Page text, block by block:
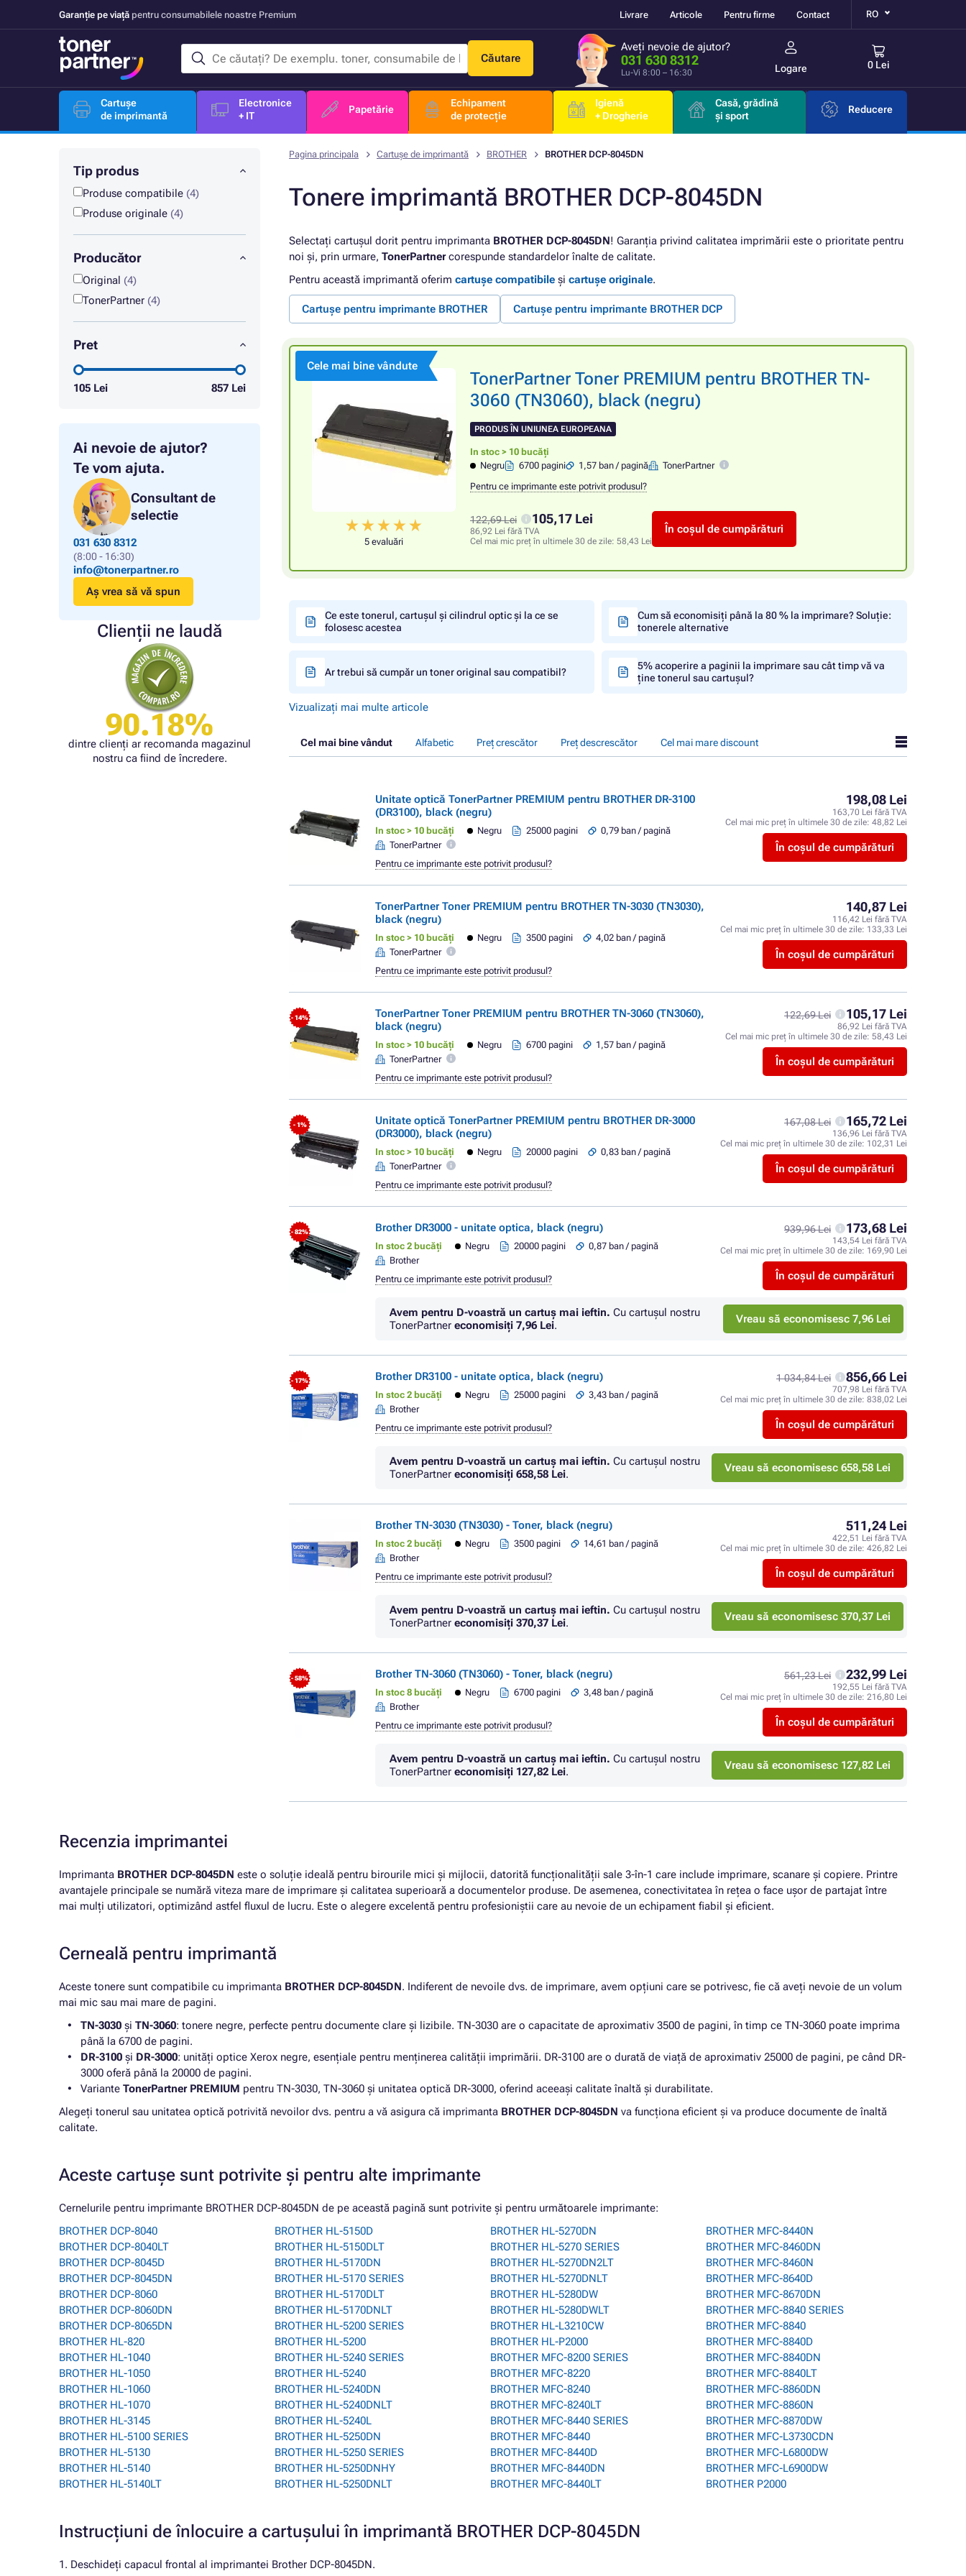
Garanție pe viață pentru consumabilele noastre Premium Livrare Articole Pentru firme Contact RO
Căutare
Aveți nevoie de ajutor?
031 630 8312
Lu-Vi 8:00 – 16:30 Logare 0 Lei
Cartușe
de imprimantă
Electronice
+ IT
Papetărie
Echipament
de protecție
Igienă
+ Drogherie
Casă, grădină
și sport
Reducere
Tip produs
Produse compatibile (4)
Produse originale (4)
Producător
Original (4)
TonerPartner (4)
Pret
105 Lei 857 Lei
Ai nevoie de ajutor?
Te vom ajuta.
Consultant de
selectie
031 630 8312
(8:00 - 16:30)
info@tonerpartner.ro
Aș vrea să vă spun
Clienții ne laudă
90.18%
dintre clienți ar recomanda magazinul
nostru ca fiind de încredere.
Pagina principala Cartușe de imprimantă BROTHER BROTHER DCP-8045DN
Tonere imprimantă BROTHER DCP-8045DN
Selectați cartușul dorit pentru imprimanta BROTHER DCP-8045DN! Garanția privind calitatea imprimării este o prioritate pentru
noi și, prin urmare, TonerPartnercorespunde standardelor înalte de calitate.
Pentru această imprimantă oferim cartușe compatibile și cartușe originale.
Cartușe pentru imprimante BROTHER Cartușe pentru imprimante BROTHER DCP
Cele mai bine vândute
5 evaluări
TonerPartner Toner PREMIUM pentru BROTHER TN-
3060 (TN3060), black (negru)
PRODUS ÎN UNIUNEA EUROPEANA
In stoc > 10 bucăți
Negru
6700 pagini 1,57 ban / pagină
TonerPartner
Pentru ce imprimante este potrivit produsul?
122,69 Lei 105,17 Lei
86,92 Lei fără TVA
Cel mai mic preț în ultimele 30 de zile: 58,43 Lei
În coșul de cumpărături
Ce este tonerul, cartușul și cilindrul optic și la ce se
folosesc acestea
Cum să economisiți până la 80 % la imprimare? Soluție:
tonerele alternative
Ar trebui să cumpăr un toner original sau compatibil?
5% acoperire a paginii la imprimare sau cât timp vă va
ține tonerul sau cartușul?
Vizualizați mai multe articole
Cel mai bine vândut Alfabetic Preț crescător Preț descrescător Cel mai mare discount
Unitate optică TonerPartner PREMIUM pentru BROTHER DR-3100
(DR3100), black (negru)
In stoc > 10 bucăți Negru 25000 pagini
0,79 ban / pagină
TonerPartner
198,08 Lei
163,70 Lei fără TVA
Cel mai mic preț în ultimele 30 de zile: 48,82 Lei
În coșul de cumpărături
Pentru ce imprimante este potrivit produsul?
TonerPartner Toner PREMIUM pentru BROTHER TN-3030 (TN3030),
black (negru)
In stoc > 10 bucăți Negru 3500 pagini
4,02 ban / pagină
TonerPartner
140,87 Lei
116,42 Lei fără TVA
Cel mai mic preț în ultimele 30 de zile: 133,33 Lei
În coșul de cumpărături
Pentru ce imprimante este potrivit produsul?
- 14%
TonerPartner Toner PREMIUM pentru BROTHER TN-3060 (TN3060),
black (negru)
In stoc > 10 bucăți Negru 6700 pagini
1,57 ban / pagină
TonerPartner
122,69 Lei 105,17 Lei
86,92 Lei fără TVA
Cel mai mic preț în ultimele 30 de zile: 58,43 Lei
În coșul de cumpărături
Pentru ce imprimante este potrivit produsul?
- 1%
Unitate optică TonerPartner PREMIUM pentru BROTHER DR-3000
(DR3000), black (negru)
In stoc > 10 bucăți Negru 20000 pagini
0,83 ban / pagină
TonerPartner
167,08 Lei 165,72 Lei
136,96 Lei fără TVA
Cel mai mic preț în ultimele 30 de zile: 102,31 Lei
În coșul de cumpărături
Pentru ce imprimante este potrivit produsul?
- 82% Brother DR3000 - unitate optica, black (negru)
In stoc 2 bucăți Negru 20000 pagini
0,87 ban / pagină
Brother
939,96 Lei 173,68 Lei
143,54 Lei fără TVA
Cel mai mic preț în ultimele 30 de zile: 169,90 Lei
În coșul de cumpărături
Pentru ce imprimante este potrivit produsul?
Avem pentru D-voastră un cartuș mai ieftin. Cu cartuşul nostru
TonerPartner economisiţi 7,96 Lei. Vreau să economisesc 7,96 Lei
- 17% Brother DR3100 - unitate optica, black (negru)
In stoc 2 bucăți Negru 25000 pagini
3,43 ban / pagină
Brother
1 034,84 Lei 856,66 Lei
707,98 Lei fără TVA
Cel mai mic preț în ultimele 30 de zile: 838,02 Lei
În coșul de cumpărături
Pentru ce imprimante este potrivit produsul?
Avem pentru D-voastră un cartuș mai ieftin. Cu cartuşul nostru
TonerPartner economisiţi 658,58 Lei. Vreau să economisesc 658,58 Lei
Brother TN-3030 (TN3030) - Toner, black (negru)
In stoc 2 bucăți Negru 3500 pagini
14,61 ban / pagină
Brother
511,24 Lei
422,51 Lei fără TVA
Cel mai mic preț în ultimele 30 de zile: 426,82 Lei
În coșul de cumpărături
Pentru ce imprimante este potrivit produsul?
Avem pentru D-voastră un cartuș mai ieftin. Cu cartuşul nostru
TonerPartner economisiţi 370,37 Lei. Vreau să economisesc 370,37 Lei
- 58% Brother TN-3060 (TN3060) - Toner, black (negru)
In stoc 8 bucăți Negru 6700 pagini
3,48 ban / pagină
Brother
561,23 Lei 232,99 Lei
192,55 Lei fără TVA
Cel mai mic preț în ultimele 30 de zile: 216,80 Lei
În coșul de cumpărături
Pentru ce imprimante este potrivit produsul?
Avem pentru D-voastră un cartuș mai ieftin. Cu cartuşul nostru
TonerPartner economisiţi 127,82 Lei. Vreau să economisesc 127,82 Lei
Recenzia imprimantei
Imprimanta BROTHER DCP-8045DN este o soluție ideală pentru birourile mici și mijlocii, datorită funcționalității sale 3-în-1 care include imprimare, scanare și copiere. Printre
avantajele principale se numără viteza mare de imprimare și calitatea superioară a documentelor produse. De asemenea, conectivitatea în rețea o face ușor de partajat între
mai mulți utilizatori, optimizând astfel fluxul de lucru. Este o alegere excelentă pentru profesioniștii care au nevoie de un echipament fiabil și eficient.
Cerneală pentru imprimantă
Aceste tonere sunt compatibile cu imprimanta BROTHER DCP-8045DN. Indiferent de nevoile dvs. de imprimare, avem opțiuni care se potrivesc, fie că aveți nevoie de un volum
mai mic sau mai mare de pagini.
TN-3030 și TN-3060: tonere negre, perfecte pentru documente clare și lizibile. TN-3030 are o capacitate de aproximativ 3500 de pagini, în timp ce TN-3060 poate imprima
până la 6700 de pagini.
DR-3100 și DR-3000: unități optice Xerox negre, esențiale pentru menținerea calității imprimării. DR-3100 are o durată de viață de aproximativ 25000 de pagini, pe când DR-
3000 oferă până la 20000 de pagini.
Variante TonerPartner PREMIUM pentru TN-3030, TN-3060 și unitatea optică DR-3000, oferind aceeași calitate înaltă și durabilitate.
Alegeți tonerul sau unitatea optică potrivită nevoilor dvs. pentru a vă asigura că imprimanta BROTHER DCP-8045DN va funcționa eficient și va produce documente de înaltă
calitate.
Aceste cartușe sunt potrivite și pentru alte imprimante
Cernelurile pentru imprimante BROTHER DCP-8045DN de pe această pagină sunt potrivite și pentru următoarele imprimante:
BROTHER DCP-8040
BROTHER DCP-8040LT
BROTHER DCP-8045D
BROTHER DCP-8045DN
BROTHER DCP-8060
BROTHER DCP-8060DN
BROTHER DCP-8065DN
BROTHER HL-820
BROTHER HL-1040
BROTHER HL-1050
BROTHER HL-1060
BROTHER HL-1070
BROTHER HL-3145
BROTHER HL-5100 SERIES
BROTHER HL-5130
BROTHER HL-5140
BROTHER HL-5140LT
BROTHER HL-5150D
BROTHER HL-5150DLT
BROTHER HL-5170DN
BROTHER HL-5170 SERIES
BROTHER HL-5170DLT
BROTHER HL-5170DNLT
BROTHER HL-5200 SERIES
BROTHER HL-5200
BROTHER HL-5240 SERIES
BROTHER HL-5240
BROTHER HL-5240DN
BROTHER HL-5240DNLT
BROTHER HL-5240L
BROTHER HL-5250DN
BROTHER HL-5250 SERIES
BROTHER HL-5250DNHY
BROTHER HL-5250DNLT
BROTHER HL-5270DN
BROTHER HL-5270 SERIES
BROTHER HL-5270DN2LT
BROTHER HL-5270DNLT
BROTHER HL-5280DW
BROTHER HL-5280DWLT
BROTHER HL-L3210CW
BROTHER HL-P2000
BROTHER MFC-8200 SERIES
BROTHER MFC-8220
BROTHER MFC-8240
BROTHER MFC-8240LT
BROTHER MFC-8440 SERIES
BROTHER MFC-8440
BROTHER MFC-8440D
BROTHER MFC-8440DN
BROTHER MFC-8440LT
BROTHER MFC-8440N
BROTHER MFC-8460DN
BROTHER MFC-8460N
BROTHER MFC-8640D
BROTHER MFC-8670DN
BROTHER MFC-8840 SERIES
BROTHER MFC-8840
BROTHER MFC-8840D
BROTHER MFC-8840DN
BROTHER MFC-8840LT
BROTHER MFC-8860DN
BROTHER MFC-8860N
BROTHER MFC-8870DW
BROTHER MFC-L3730CDN
BROTHER MFC-L6800DW
BROTHER MFC-L6900DW
BROTHER P2000
Instrucțiuni de înlocuire a cartușului în imprimantă BROTHER DCP-8045DN
1. Deschideți capacul frontal al imprimantei Brother DCP-8045DN.